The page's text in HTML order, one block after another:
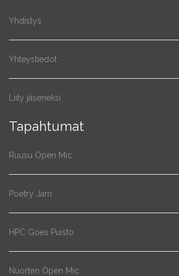
Yhdistys
Yhteystiedot
Liity jäseneksi
Tapahtumat
Ruusu Open Mic
Poetry Jam
HPC Goes Puisto
Nuorten Open Mic